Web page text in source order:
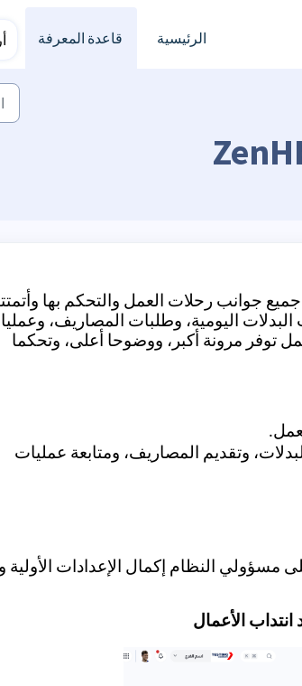
الرئيسية
قاعدة المعرفة
جوانب رحلات العمل والتحكم بها
اليومية، وطلبات المصاريف،
توفر مرونة أكبر، ووضوحا أعلى، وتحكما
وتقديم المصاريف، ومتابعة عمليات
النظام إكمال الإعدادات الأولية
انتداب الأعمال